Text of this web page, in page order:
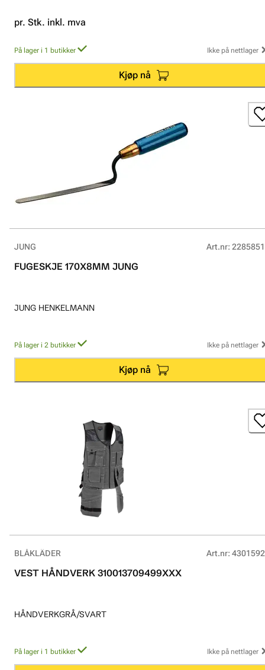
pr. Stk. inkl. mva
På lager i 1 butikker Ikke på nettlager
Kjøp nå
JUNG Art.nr:
FUGESKJE 170X8MM JUNG
JUNG HENKELMANN
På lager i 2 butikker Ikke på nettlager
Kjøp nå
BLÅKLÄDER Art.nr:
VEST HÅNDVERK 310013709499XXX
HÅNDVERKGRÅ/SVART
På lager i 1 butikker Ikke på nettlager